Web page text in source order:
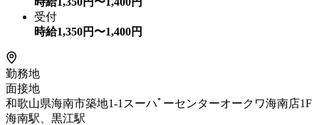
受付
時給1,350円〜1,400円
勤務地
面接地
和歌山県海南市築地1-1スーハﾟーセンターオークワ海南店1F
海南駅、黒江駅